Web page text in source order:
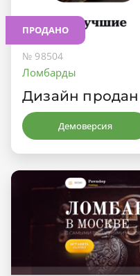
ПРОДАНО
№ 98504
Ломбарды
Дизайн продан
Демоверсия